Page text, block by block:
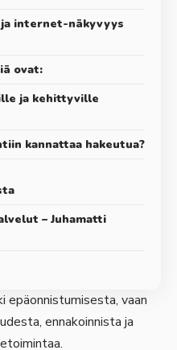
internet-näkyvyys
ovat:
ja kehittyville
kannattaa hakeutua?
– Juhamatti
vaan
ennakoinnista ja